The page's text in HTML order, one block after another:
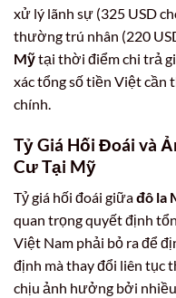
xử lý lãnh sự (325 USD
thường trú nhân (220
Mỹtại thời điểm chi trả
xác tổng số tiền Việt cần
chính.
Tỷ Giá Hối Đoái và
Cư Tại Mỹ
Tỷ giá hối đoái giữađô la
quan trọng quyết định
Việt Nam phải bỏ ra để
định mà thay đổi liên tục
chịu ảnh hưởng bởi